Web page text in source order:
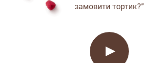
замовити тортик?”